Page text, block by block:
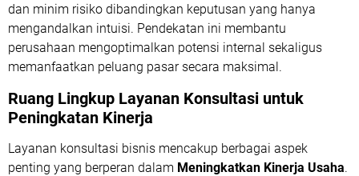
dan minim risiko dibandingkan keputusan yang hanya
mengandalkan intuisi. Pendekatan ini membantu
perusahaan mengoptimalkan potensi internal sekaligus
memanfaatkan peluang pasar secara maksimal.
Ruang Lingkup Layanan Konsultasi untuk
Peningkatan Kinerja
Layanan konsultasi bisnis mencakup berbagai aspek
penting yang berperan dalam Meningkatkan Kinerja Usaha.